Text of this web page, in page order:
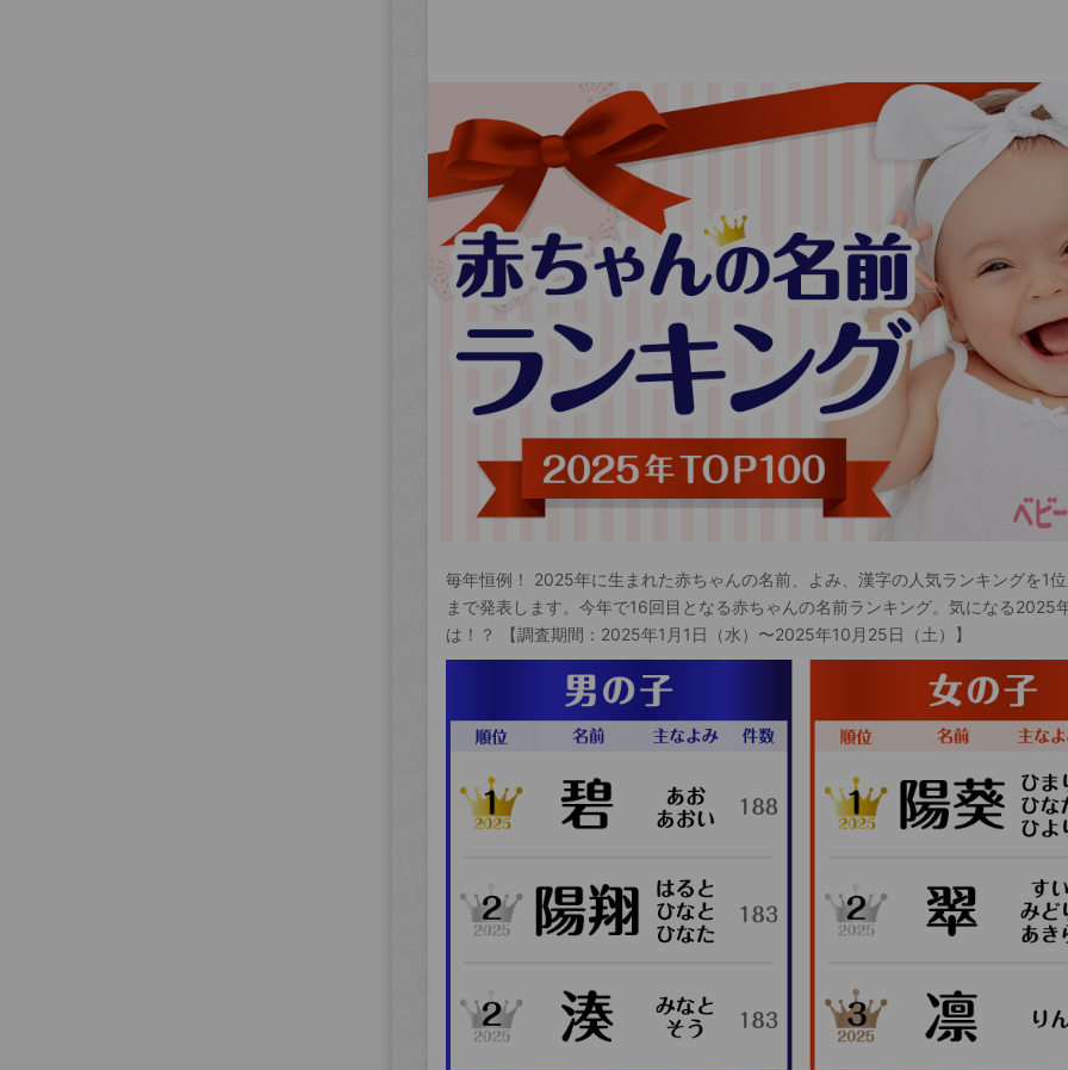
毎年恒例！ 2025年に生まれた赤ちゃんの名前、よみ、漢字の人気ランキングを1
まで発表します。今年で16回目となる赤ちゃんの名前ランキング。気になる2025
は！？ 【調査期間：2025年1月1日（水）〜2025年10月25日（土）】